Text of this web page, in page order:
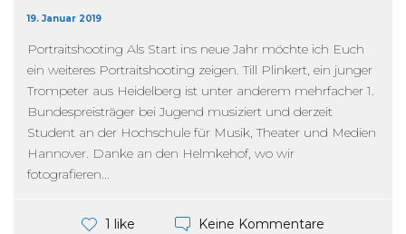
19. Januar 2019
Portraitshooting Als Start ins neue Jahr möchte ich Euch
ein weiteres Portraitshooting zeigen. Till Plinkert, ein junger
Trompeter aus Heidelberg ist unter anderem mehrfacher 1.
Bundespreisträger bei Jugend musiziert und derzeit
Student an der Hochschule für Musik, Theater und Medien
Hannover. Danke an den Helmkehof, wo wir
fotografieren...
1 like Keine Kommentare